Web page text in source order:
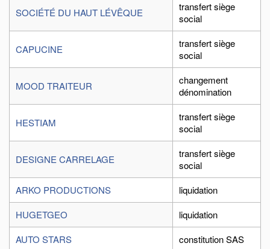
SOCIÉTÉ DU HAUT LÉVÊQUE
transfert siège
social
CAPUCINE
transfert siège
social
MOOD TRAITEUR
changement
dénomination
HESTIAM
transfert siège
social
DESIGNE CARRELAGE
transfert siège
social
ARKO PRODUCTIONS
liquidation
HUGETGEO
liquidation
AUTO STARS
constitution SAS